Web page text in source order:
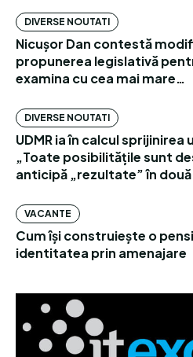
DIVERSE NOUTATI
Nicușor Dan contestă
propunerea legislativă
examina cu cea mai mare…
DIVERSE NOUTATI
UDMR ia în calcul sprijinirea
„Toate posibilitățile sunt
anticipă „rezultate” în
VACANTE
Cum își construiește o
identitatea prin amenajare